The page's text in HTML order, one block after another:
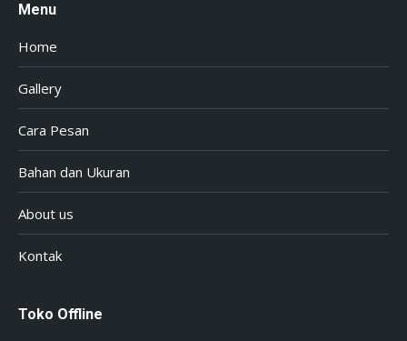
Menu
Home
Gallery
Cara Pesan
Bahan dan Ukuran
About us
Kontak
Toko Offline